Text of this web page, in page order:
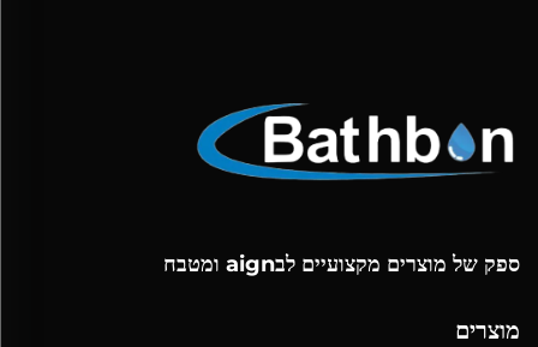
ספק של מוצרים מקצועיים לבaign ומטבח
מוצרים